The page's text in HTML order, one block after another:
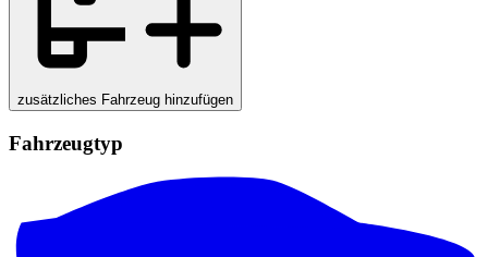
zusätzliches Fahrzeug hinzufügen
Fahrzeugtyp